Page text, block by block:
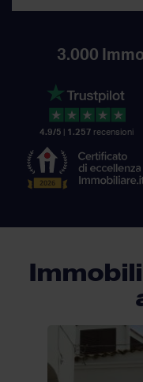
3.000
4.9/5 1.257 recensioni